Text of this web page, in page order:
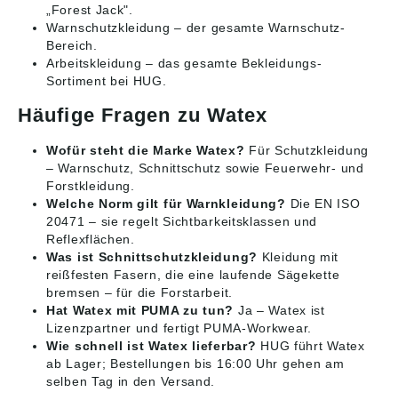
„Forest Jack".
Warnschutzkleidung – der gesamte Warnschutz-
Bereich.
Arbeitskleidung – das gesamte Bekleidungs-
Sortiment bei HUG.
Häufige Fragen zu Watex
Wofür steht die Marke Watex? Für Schutzkleidung
– Warnschutz, Schnittschutz sowie Feuerwehr- und
Forstkleidung.
Welche Norm gilt für Warnkleidung? Die EN ISO
20471 – sie regelt Sichtbarkeitsklassen und
Reflexflächen.
Was ist Schnittschutzkleidung? Kleidung mit
reißfesten Fasern, die eine laufende Sägekette
bremsen – für die Forstarbeit.
Hat Watex mit PUMA zu tun? Ja – Watex ist
Lizenzpartner und fertigt PUMA-Workwear.
Wie schnell ist Watex lieferbar? HUG führt Watex
ab Lager; Bestellungen bis 16:00 Uhr gehen am
selben Tag in den Versand.